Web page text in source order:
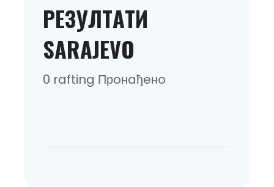
РEЗУЛТAТИ
SARAJEVO
0 rafting Прoнaђeнo